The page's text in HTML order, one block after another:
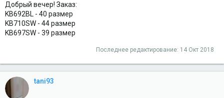
Добрый вечер! Заказ:
KB692BL - 40 размер
KB710SW - 44 размер
KB697SW - 39 размер
Последнее редактирование: 14 Окт 2018
tani93